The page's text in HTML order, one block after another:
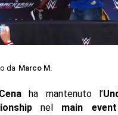
da Marco M.
ha mantenuto l’
nel main